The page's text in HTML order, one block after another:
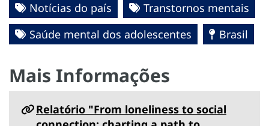
Notícias do país
Transtornos mentais
Saúde mental dos adolescentes
Brasil
Mais Informações
Relatório "From loneliness to social